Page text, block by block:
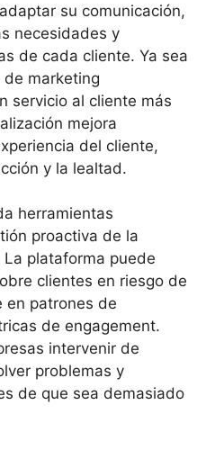
su comunicación,
necesidades y
de cada cliente. Ya sea
marketing
servicio al cliente más
mejora
del cliente,
y la lealtad.
herramientas
proactiva de la
plataforma puede
clientes en riesgo de
en patrones de
de engagement.
intervenir de
problemas y
de que sea demasiado